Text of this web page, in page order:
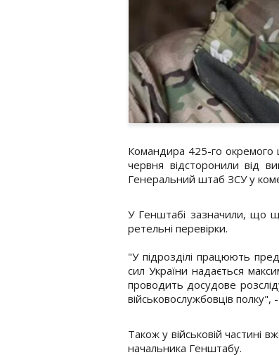
Командира 425-го окремого
червня відсторонили від
Генеральний штаб ЗСУ у
У Генштабі зазначили, що
ретельні перевірки.
"У підрозділі працюють
сил України надається
проводить досудове
військовослужбовців полку", -
Також у військовій частині
начальника Генштабу.